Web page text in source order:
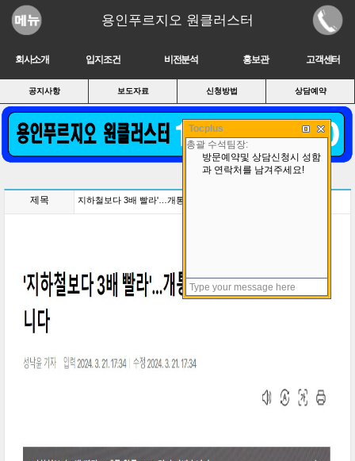
용인푸르지오 원클러스터
회사소개 입지조건 비전분석 홍보관 고객센터
공지사항 보도자료 신청방법 상담예약
제목 지하철보다 3배 빨라'…개통 앞둔 GTX, 먼저 타봤습니다
Tocplus